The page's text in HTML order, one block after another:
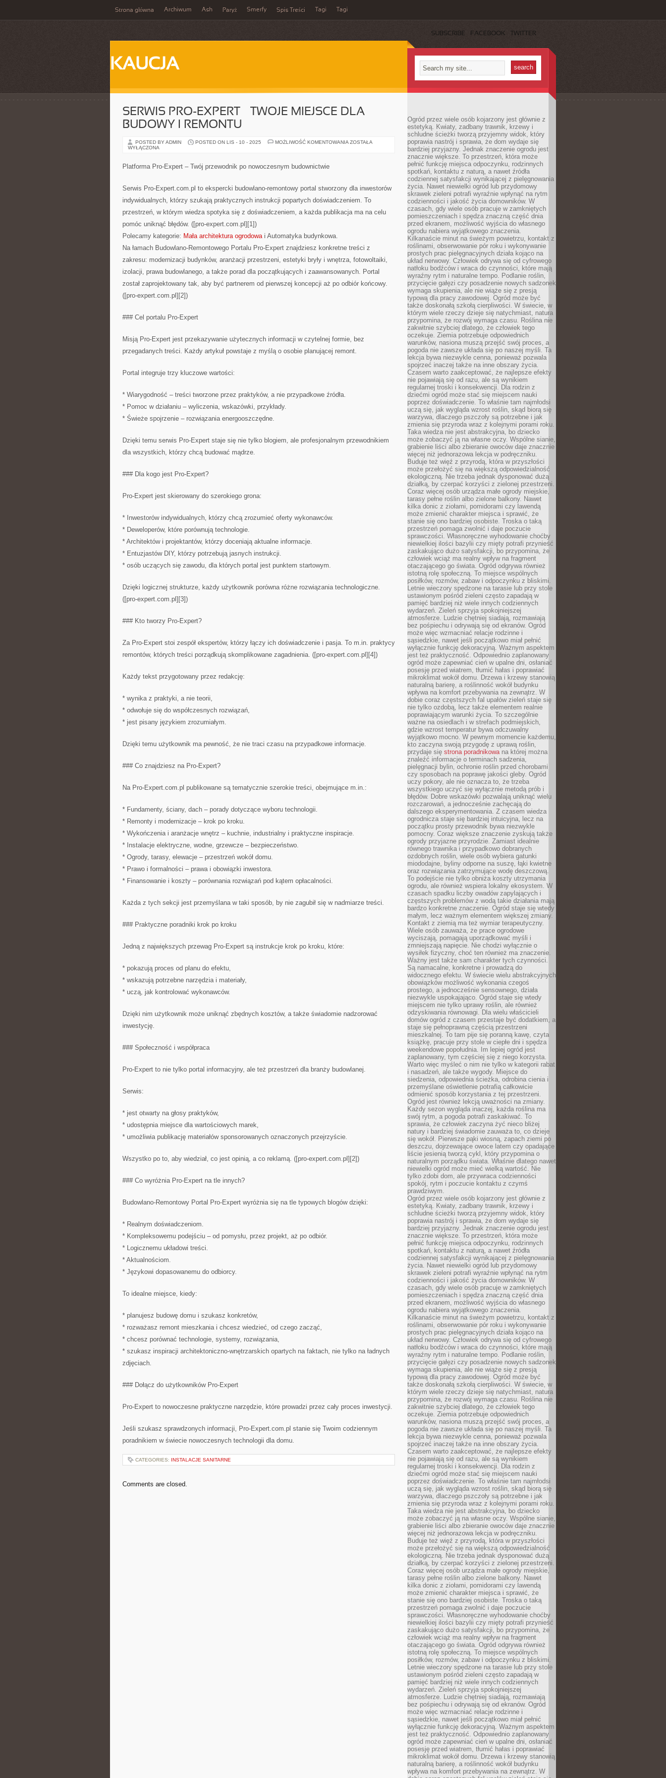
Strona główna Archiwum Ash Paryż Smerfy Spis Treści Tagi Tagi
SUBSCRIBE FACEBOOK TWITTER
KAUCJA
SERWIS PRO-EXPERT – TWOJE MIEJSCE DLA
BUDOWY I REMONTU
POSTED BY ADMIN POSTED ON LIS - 10 - 2025 MOŻLIWOŚĆ KOMENTOWANIA SERWIS
REMONTU
ZOSTAŁA
WYŁĄCZONA
Platforma Pro-Expert – Twój przewodnik po nowoczesnym budownictwie
Serwis Pro-Expert.com.pl to ekspercki budowlano-remontowy portal stworzony dla inwestorów
indywidualnych, którzy szukają praktycznych instrukcji popartych doświadczeniem. To
przestrzeń, w którym wiedza spotyka się z doświadczeniem, a każda publikacja ma na celu
pomóc uniknąć błędów. ([pro-expert.com.pl][1])
Polecamy kategorie: Mała architektura ogrodowai Automatyka budynkowa.
Na łamach Budowlano-Remontowego Portalu Pro-Expert znajdziesz konkretne treści z
zakresu: modernizacji budynków, aranżacji przestrzeni, estetyki bryły i wnętrza, fotowoltaiki,
izolacji, prawa budowlanego, a także porad dla początkujących i zaawansowanych. Portal
został zaprojektowany tak, aby być partnerem od pierwszej koncepcji aż po odbiór końcowy.
([pro-expert.com.pl][2])
### Cel portalu Pro-Expert
Misją Pro-Expert jest przekazywanie użytecznych informacji w czytelnej formie, bez
przegadanych treści. Każdy artykuł powstaje z myślą o osobie planującej remont.
Portal integruje trzy kluczowe wartości:
* Wiarygodność – treści tworzone przez praktyków, a nie przypadkowe źródła.
* Pomoc w działaniu – wyliczenia, wskazówki, przykłady.
* Świeże spojrzenie – rozwiązania energooszczędne.
Dzięki temu serwis Pro-Expert staje się nie tylko blogiem, ale profesjonalnym przewodnikiem
dla wszystkich, którzy chcą budować mądrze.
### Dla kogo jest Pro-Expert?
Pro-Expert jest skierowany do szerokiego grona:
* Inwestorów indywidualnych, którzy chcą zrozumieć oferty wykonawców.
* Deweloperów, które porównują technologie.
* Architektów i projektantów, którzy doceniają aktualne informacje.
* Entuzjastów DIY, którzy potrzebują jasnych instrukcji.
* osób uczących się zawodu, dla których portal jest punktem startowym.
Dzięki logicznej strukturze, każdy użytkownik porówna różne rozwiązania technologiczne.
([pro-expert.com.pl][3])
### Kto tworzy Pro-Expert?
Za Pro-Expert stoi zespół ekspertów, którzy łączy ich doświadczenie i pasja. To m.in. praktycy
remontów, których treści porządkują skomplikowane zagadnienia. ([pro-expert.com.pl][4])
Każdy tekst przygotowany przez redakcję:
* wynika z praktyki, a nie teorii,
* odwołuje się do współczesnych rozwiązań,
* jest pisany językiem zrozumiałym.
Dzięki temu użytkownik ma pewność, że nie traci czasu na przypadkowe informacje.
### Co znajdziesz na Pro-Expert?
Na Pro-Expert.com.pl publikowane są tematycznie szerokie treści, obejmujące m.in.:
* Fundamenty, ściany, dach – porady dotyczące wyboru technologii.
* Remonty i modernizacje – krok po kroku.
* Wykończenia i aranżacje wnętrz – kuchnie, industrialny i praktyczne inspiracje.
* Instalacje elektryczne, wodne, grzewcze – bezpieczeństwo.
* Ogrody, tarasy, elewacje – przestrzeń wokół domu.
* Prawo i formalności – prawa i obowiązki inwestora.
* Finansowanie i koszty – porównania rozwiązań pod kątem opłacalności.
Każda z tych sekcji jest przemyślana w taki sposób, by nie zagubił się w nadmiarze treści.
### Praktyczne poradniki krok po kroku
Jedną z największych przewag Pro-Expert są instrukcje krok po kroku, które:
* pokazują proces od planu do efektu,
* wskazują potrzebne narzędzia i materiały,
* uczą, jak kontrolować wykonawców.
Dzięki nim użytkownik może uniknąć zbędnych kosztów, a także świadomie nadzorować
inwestycję.
### Społeczność i współpraca
Pro-Expert to nie tylko portal informacyjny, ale też przestrzeń dla branży budowlanej.
Serwis:
* jest otwarty na głosy praktyków,
* udostępnia miejsce dla wartościowych marek,
* umożliwia publikację materiałów sponsorowanych oznaczonych przejrzyście.
Wszystko po to, aby wiedział, co jest opinią, a co reklamą. ([pro-expert.com.pl][2])
### Co wyróżnia Pro-Expert na tle innych?
Budowlano-Remontowy Portal Pro-Expert wyróżnia się na tle typowych blogów dzięki:
* Realnym doświadczeniom.
* Kompleksowemu podejściu – od pomysłu, przez projekt, aż po odbiór.
* Logicznemu układowi treści.
* Aktualnościom.
* Językowi dopasowanemu do odbiorcy.
To idealne miejsce, kiedy:
* planujesz budowę domu i szukasz konkretów,
* rozważasz remont mieszkania i chcesz wiedzieć, od czego zacząć,
* chcesz porównać technologie, systemy, rozwiązania,
* szukasz inspiracji architektoniczno-wnętrzarskich opartych na faktach, nie tylko na ładnych
zdjęciach.
### Dołącz do użytkowników Pro-Expert
Pro-Expert to nowoczesne praktyczne narzędzie, które prowadzi przez cały proces inwestycji.
Jeśli szukasz sprawdzonych informacji, Pro-Expert.com.pl stanie się Twoim codziennym
poradnikiem w świecie nowoczesnych technologii dla domu.
CATEGORIES: INSTALACJE SANITARNE
Comments are closed.
Ogród przez wiele osób kojarzony jest głównie z
estetyką. Kwiaty, zadbany trawnik, krzewy i
schludne ścieżki tworzą przyjemny widok, który
poprawia nastrój i sprawia, że dom wydaje się
bardziej przyjazny. Jednak znaczenie ogrodu jest
znacznie większe. To przestrzeń, która może
pełnić funkcję miejsca odpoczynku, rodzinnych
spotkań, kontaktu z naturą, a nawet źródła
codziennej satysfakcji wynikającej z pielęgnowania
życia. Nawet niewielki ogród lub przydomowy
skrawek zieleni potrafi wyraźnie wpłynąć na rytm
codzienności i jakość życia domowników. W
czasach, gdy wiele osób pracuje w zamkniętych
pomieszczeniach i spędza znaczną część dnia
przed ekranem, możliwość wyjścia do własnego
ogrodu nabiera wyjątkowego znaczenia.
Kilkanaście minut na świeżym powietrzu, kontakt z
roślinami, obserwowanie pór roku i wykonywanie
prostych prac pielęgnacyjnych działa kojąco na
układ nerwowy. Człowiek odrywa się od cyfrowego
natłoku bodźców i wraca do czynności, które mają
wyraźny rytm i naturalne tempo. Podlanie roślin,
przycięcie gałęzi czy posadzenie nowych sadzonek
wymaga skupienia, ale nie wiąże się z presją
typową dla pracy zawodowej. Ogród może być
także doskonałą szkołą cierpliwości. W świecie, w
którym wiele rzeczy dzieje się natychmiast, natura
przypomina, że rozwój wymaga czasu. Roślina nie
zakwitnie szybciej dlatego, że człowiek tego
oczekuje. Ziemia potrzebuje odpowiednich
warunków, nasiona muszą przejść swój proces, a
pogoda nie zawsze układa się po naszej myśli. Ta
lekcja bywa niezwykle cenna, ponieważ pozwala
spojrzeć inaczej także na inne obszary życia.
Czasem warto zaakceptować, że najlepsze efekty
nie pojawiają się od razu, ale są wynikiem
regularnej troski i konsekwencji. Dla rodzin z
dziećmi ogród może stać się miejscem nauki
poprzez doświadczenie. To właśnie tam najmłodsi
uczą się, jak wygląda wzrost roślin, skąd biorą się
warzywa, dlaczego pszczoły są potrzebne i jak
zmienia się przyroda wraz z kolejnymi porami roku.
Taka wiedza nie jest abstrakcyjna, bo dziecko
może zobaczyć ją na własne oczy. Wspólne sianie,
grabienie liści albo zbieranie owoców daje znacznie
więcej niż jednorazowa lekcja w podręczniku.
Buduje też więź z przyrodą, która w przyszłości
może przełożyć się na większą odpowiedzialność
ekologiczną. Nie trzeba jednak dysponować dużą
działką, by czerpać korzyści z zielonej przestrzeni.
Coraz więcej osób urządza małe ogrody miejskie,
tarasy pełne roślin albo zielone balkony. Nawet
kilka donic z ziołami, pomidorami czy lawendą
może zmienić charakter miejsca i sprawić, że
stanie się ono bardziej osobiste. Troska o taką
przestrzeń pomaga zwolnić i daje poczucie
sprawczości. Własnoręczne wyhodowanie choćby
niewielkiej ilości bazylii czy mięty potrafi przynieść
zaskakująco dużo satysfakcji, bo przypomina, że
człowiek wciąż ma realny wpływ na fragment
otaczającego go świata. Ogród odgrywa również
istotną rolę społeczną. To miejsce wspólnych
posiłków, rozmów, zabaw i odpoczynku z bliskimi.
Letnie wieczory spędzone na tarasie lub przy stole
ustawionym pośród zieleni często zapadają w
pamięć bardziej niż wiele innych codziennych
wydarzeń. Zieleń sprzyja spokojniejszej
atmosferze. Ludzie chętniej siadają, rozmawiają
bez pośpiechu i odrywają się od ekranów. Ogród
może więc wzmacniać relacje rodzinne i
sąsiedzkie, nawet jeśli początkowo miał pełnić
wyłącznie funkcję dekoracyjną. Ważnym aspektem
jest też praktyczność. Odpowiednio zaplanowany
ogród może zapewniać cień w upalne dni, osłaniać
posesję przed wiatrem, tłumić hałas i poprawiać
mikroklimat wokół domu. Drzewa i krzewy stanowią
naturalną barierę, a roślinność wokół budynku
wpływa na komfort przebywania na zewnątrz. W
dobie coraz częstszych fal upałów zieleń staje się
nie tylko ozdobą, lecz także elementem realnie
poprawiającym warunki życia. To szczególnie
ważne na osiedlach i w strefach podmiejskich,
gdzie wzrost temperatur bywa odczuwalny
wyjątkowo mocno. W pewnym momencie każdemu,
kto zaczyna swoją przygodę z uprawą roślin,
przydaje się strona poradnikowana której można
znaleźć informacje o terminach sadzenia,
pielęgnacji bylin, ochronie roślin przed chorobami
czy sposobach na poprawę jakości gleby. Ogród
uczy pokory, ale nie oznacza to, że trzeba
wszystkiego uczyć się wyłącznie metodą prób i
błędów. Dobre wskazówki pozwalają uniknąć wielu
rozczarowań, a jednocześnie zachęcają do
dalszego eksperymentowania. Z czasem wiedza
ogrodnicza staje się bardziej intuicyjna, lecz na
początku prosty przewodnik bywa niezwykle
pomocny. Coraz większe znaczenie zyskują także
ogrody przyjazne przyrodzie. Zamiast idealnie
równego trawnika i przypadkowo dobranych
ozdobnych roślin, wiele osób wybiera gatunki
miododajne, byliny odporne na suszę, łąki kwietne
oraz rozwiązania zatrzymujące wodę deszczową.
To podejście nie tylko obniża koszty utrzymania
ogrodu, ale również wspiera lokalny ekosystem. W
czasach spadku liczby owadów zapylających i
częstszych problemów z wodą takie działania mają
bardzo konkretne znaczenie. Ogród staje się wtedy
małym, lecz ważnym elementem większej zmiany.
Kontakt z ziemią ma też wymiar terapeutyczny.
Wiele osób zauważa, że prace ogrodowe
wyciszają, pomagają uporządkować myśli i
zmniejszają napięcie. Nie chodzi wyłącznie o
wysiłek fizyczny, choć ten również ma znaczenie.
Ważny jest także sam charakter tych czynności.
Są namacalne, konkretne i prowadzą do
widocznego efektu. W świecie wielu abstrakcyjnych
obowiązków możliwość wykonania czegoś
prostego, a jednocześnie sensownego, działa
niezwykle uspokajająco. Ogród staje się wtedy
miejscem nie tylko uprawy roślin, ale również
odzyskiwania równowagi. Dla wielu właścicieli
domów ogród z czasem przestaje być dodatkiem, a
staje się pełnoprawną częścią przestrzeni
mieszkalnej. To tam pije się poranną kawę, czyta
książkę, pracuje przy stole w ciepłe dni i spędza
weekendowe popołudnia. Im lepiej ogród jest
zaplanowany, tym częściej się z niego korzysta.
Warto więc myśleć o nim nie tylko w kategorii rabat
i nasadzeń, ale także wygody. Miejsce do
siedzenia, odpowiednia ścieżka, odrobina cienia i
przemyślane oświetlenie potrafią całkowicie
odmienić sposób korzystania z tej przestrzeni.
Ogród jest również lekcją uważności na zmiany.
Każdy sezon wygląda inaczej, każda roślina ma
swój rytm, a pogoda potrafi zaskakiwać. To
sprawia, że człowiek zaczyna żyć nieco bliżej
natury i bardziej świadomie zauważa to, co dzieje
się wokół. Pierwsze pąki wiosną, zapach ziemi po
deszczu, dojrzewające owoce latem czy opadające
liście jesienią tworzą cykl, który przypomina o
naturalnym porządku świata. Właśnie dlatego nawet
niewielki ogród może mieć wielką wartość. Nie
tylko zdobi dom, ale przywraca codzienności
spokój, rytm i poczucie kontaktu z czymś
prawdziwym.
Ogród przez wiele osób kojarzony jest głównie z
estetyką. Kwiaty, zadbany trawnik, krzewy i
schludne ścieżki tworzą przyjemny widok, który
poprawia nastrój i sprawia, że dom wydaje się
bardziej przyjazny. Jednak znaczenie ogrodu jest
znacznie większe. To przestrzeń, która może
pełnić funkcję miejsca odpoczynku, rodzinnych
spotkań, kontaktu z naturą, a nawet źródła
codziennej satysfakcji wynikającej z pielęgnowania
życia. Nawet niewielki ogród lub przydomowy
skrawek zieleni potrafi wyraźnie wpłynąć na rytm
codzienności i jakość życia domowników. W
czasach, gdy wiele osób pracuje w zamkniętych
pomieszczeniach i spędza znaczną część dnia
przed ekranem, możliwość wyjścia do własnego
ogrodu nabiera wyjątkowego znaczenia.
Kilkanaście minut na świeżym powietrzu, kontakt z
roślinami, obserwowanie pór roku i wykonywanie
prostych prac pielęgnacyjnych działa kojąco na
układ nerwowy. Człowiek odrywa się od cyfrowego
natłoku bodźców i wraca do czynności, które mają
wyraźny rytm i naturalne tempo. Podlanie roślin,
przycięcie gałęzi czy posadzenie nowych sadzonek
wymaga skupienia, ale nie wiąże się z presją
typową dla pracy zawodowej. Ogród może być
także doskonałą szkołą cierpliwości. W świecie, w
którym wiele rzeczy dzieje się natychmiast, natura
przypomina, że rozwój wymaga czasu. Roślina nie
zakwitnie szybciej dlatego, że człowiek tego
oczekuje. Ziemia potrzebuje odpowiednich
warunków, nasiona muszą przejść swój proces, a
pogoda nie zawsze układa się po naszej myśli. Ta
lekcja bywa niezwykle cenna, ponieważ pozwala
spojrzeć inaczej także na inne obszary życia.
Czasem warto zaakceptować, że najlepsze efekty
nie pojawiają się od razu, ale są wynikiem
regularnej troski i konsekwencji. Dla rodzin z
dziećmi ogród może stać się miejscem nauki
poprzez doświadczenie. To właśnie tam najmłodsi
uczą się, jak wygląda wzrost roślin, skąd biorą się
warzywa, dlaczego pszczoły są potrzebne i jak
zmienia się przyroda wraz z kolejnymi porami roku.
Taka wiedza nie jest abstrakcyjna, bo dziecko
może zobaczyć ją na własne oczy. Wspólne sianie,
grabienie liści albo zbieranie owoców daje znacznie
więcej niż jednorazowa lekcja w podręczniku.
Buduje też więź z przyrodą, która w przyszłości
może przełożyć się na większą odpowiedzialność
ekologiczną. Nie trzeba jednak dysponować dużą
działką, by czerpać korzyści z zielonej przestrzeni.
Coraz więcej osób urządza małe ogrody miejskie,
tarasy pełne roślin albo zielone balkony. Nawet
kilka donic z ziołami, pomidorami czy lawendą
może zmienić charakter miejsca i sprawić, że
stanie się ono bardziej osobiste. Troska o taką
przestrzeń pomaga zwolnić i daje poczucie
sprawczości. Własnoręczne wyhodowanie choćby
niewielkiej ilości bazylii czy mięty potrafi przynieść
zaskakująco dużo satysfakcji, bo przypomina, że
człowiek wciąż ma realny wpływ na fragment
otaczającego go świata. Ogród odgrywa również
istotną rolę społeczną. To miejsce wspólnych
posiłków, rozmów, zabaw i odpoczynku z bliskimi.
Letnie wieczory spędzone na tarasie lub przy stole
ustawionym pośród zieleni często zapadają w
pamięć bardziej niż wiele innych codziennych
wydarzeń. Zieleń sprzyja spokojniejszej
atmosferze. Ludzie chętniej siadają, rozmawiają
bez pośpiechu i odrywają się od ekranów. Ogród
może więc wzmacniać relacje rodzinne i
sąsiedzkie, nawet jeśli początkowo miał pełnić
wyłącznie funkcję dekoracyjną. Ważnym aspektem
jest też praktyczność. Odpowiednio zaplanowany
ogród może zapewniać cień w upalne dni, osłaniać
posesję przed wiatrem, tłumić hałas i poprawiać
mikroklimat wokół domu. Drzewa i krzewy stanowią
naturalną barierę, a roślinność wokół budynku
wpływa na komfort przebywania na zewnątrz. W